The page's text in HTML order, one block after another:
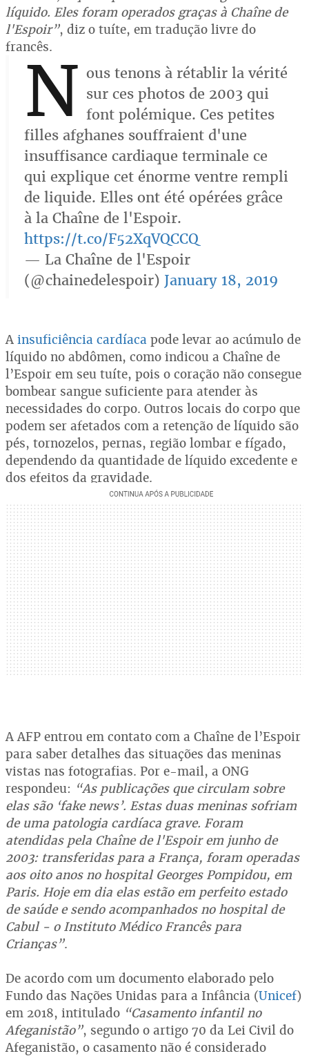
líquido. Eles foram operados graças à Chaîne de
l'Espoir”, diz o tuíte, em tradução livre do
francês.
N ous tenons à rétablir la vérité
sur ces photos de 2003 qui
font polémique. Ces petites
filles afghanes souffraient d'une
insuffisance cardiaque terminale ce
qui explique cet énorme ventre rempli
de liquide. Elles ont été opérées grâce
à la Chaîne de l'Espoir.
https://t.co/F52XqVQCCQ
— La Chaîne de l'Espoir
(@chainedelespoir) January 18, 2019
A insuficiência cardíaca pode levar ao acúmulo de
líquido no abdômen, como indicou a Chaîne de
l’Espoir em seu tuíte, pois o coração não consegue
bombear sangue suficiente para atender às
necessidades do corpo. Outros locais do corpo que
podem ser afetados com a retenção de líquido são
pés, tornozelos, pernas, região lombar e fígado,
dependendo da quantidade de líquido excedente e
dos efeitos da gravidade.
A AFP entrou em contato com a Chaîne de l’Espoir
para saber detalhes das situações das meninas
vistas nas fotografias. Por e-mail, a ONG
respondeu: “As publicações que circulam sobre
elas são ‘fake news’. Estas duas meninas sofriam
de uma patologia cardíaca grave. Foram
atendidas pela Chaîne de l'Espoir em junho de
2003: transferidas para a França, foram operadas
aos oito anos no hospital Georges Pompidou, em
Paris. Hoje em dia elas estão em perfeito estado
de saúde e sendo acompanhados no hospital de
Cabul - o Instituto Médico Francês para
Crianças”.
De acordo com um documento elaborado pelo
Fundo das Nações Unidas para a Infância (Unicef)
em 2018, intitulado “Casamento infantil no
Afeganistão”, segundo o artigo 70 da Lei Civil do
Afeganistão, o casamento não é considerado